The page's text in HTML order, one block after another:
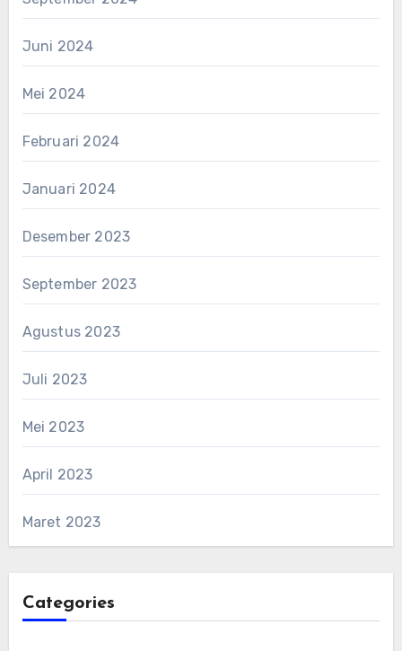
Juni 2024
Mei 2024
Februari 2024
Januari 2024
Desember 2023
September 2023
Agustus 2023
Juli 2023
Mei 2023
April 2023
Maret 2023
Categories